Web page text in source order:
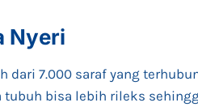
Nyeri
dari 7.000 saraf yang
bisa lebih rileks